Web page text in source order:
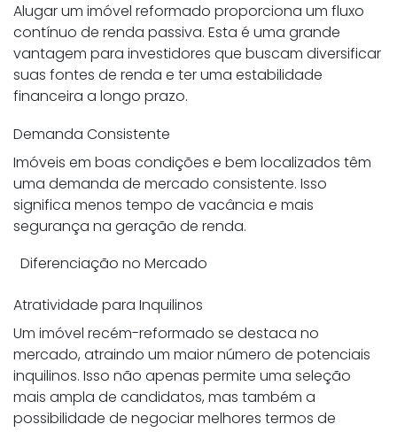
Alugar um imóvel reformado proporciona um fluxo
contínuo de renda passiva. Esta é uma grande
vantagem para investidores que buscam diversificar
suas fontes de renda e ter uma estabilidade
financeira a longo prazo.
Demanda Consistente
Imóveis em boas condições e bem localizados têm
uma demanda de mercado consistente. Isso
significa menos tempo de vacância e mais
segurança na geração de renda.
Diferenciação no Mercado
Atratividade para Inquilinos
Um imóvel recém-reformado se destaca no
mercado, atraindo um maior número de potenciais
inquilinos. Isso não apenas permite uma seleção
mais ampla de candidatos, mas também a
possibilidade de negociar melhores termos de